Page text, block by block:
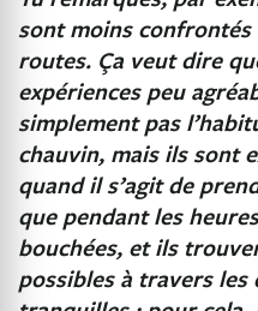
sont moins
routes. Ça veut dire
expériences peu
simplement pas
chauvin, mais ils sont
quand il s’agit de
que pendant les
bouchées, et ils
possibles à travers